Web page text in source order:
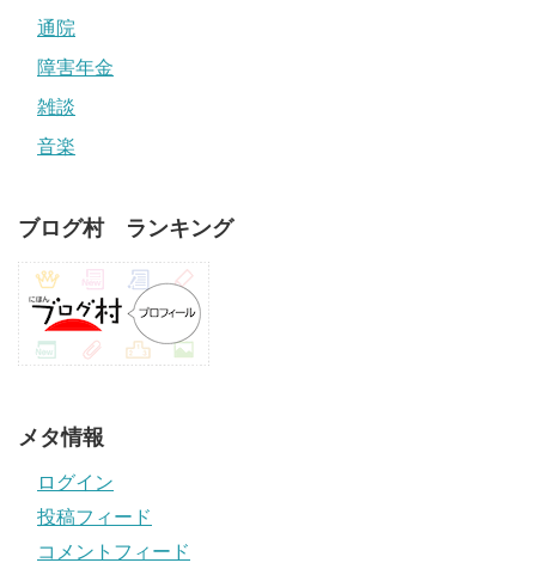
通院
障害年金
雑談
音楽
ブログ村 ランキング
メタ情報
ログイン
投稿フィード
コメントフィード